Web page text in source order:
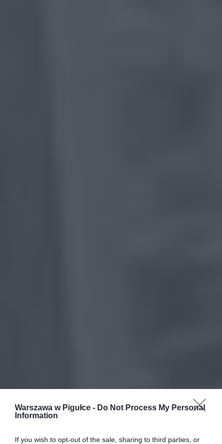
Warszawa w Pigułce - Do Not Process My Personal
Information
If you wish to opt-out of the sale, sharing to third parties, or